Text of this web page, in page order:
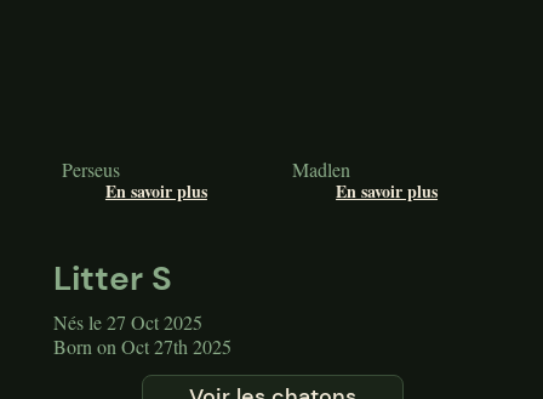
Perseus
En savoir plus
Madlen
En savoir plus
Litter S
Nés le 27 Oct 2025
Born on Oct 27th 2025